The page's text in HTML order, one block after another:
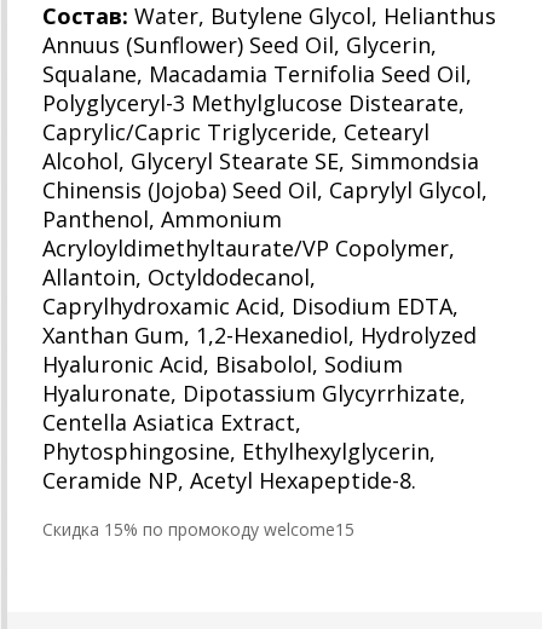
Состав: Water, Butylene Glycol, Helianthus
Annuus (Sunflower) Seed Oil, Glycerin,
Squalane, Macadamia Ternifolia Seed Oil,
Polyglyceryl-3 Methylglucose Distearate,
Caprylic/Capric Triglyceride, Cetearyl
Alcohol, Glyceryl Stearate SE, Simmondsia
Chinensis (Jojoba) Seed Oil, Caprylyl Glycol,
Panthenol, Ammonium
Acryloyldimethyltaurate/VP Copolymer,
Allantoin, Octyldodecanol,
Caprylhydroxamic Acid, Disodium EDTA,
Xanthan Gum, 1,2-Hexanediol, Hydrolyzed
Hyaluronic Acid, Bisabolol, Sodium
Hyaluronate, Dipotassium Glycyrrhizate,
Centella Asiatica Extract,
Phytosphingosine, Ethylhexylglycerin,
Ceramide NP, Acetyl Hexapeptide-8.
Cкидка 15% по промокоду welcome15